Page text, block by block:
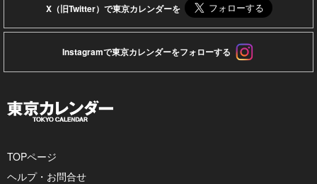
X（旧Twitter）で東京カレンダーを
Instagramで東京カレンダーをフォローする
TOPページ
ヘルプ・お問合せ